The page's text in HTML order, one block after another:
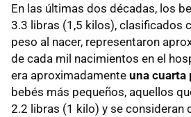
En las últimas dos décadas, los
3.3 libras (1,5 kilos), clasificados
peso al nacer, representaron
de cada mil nacimientos en el
era aproximadamente una cuarta
bebés más pequeños, aquellos
2.2 libras (1 kilo) y se consideran